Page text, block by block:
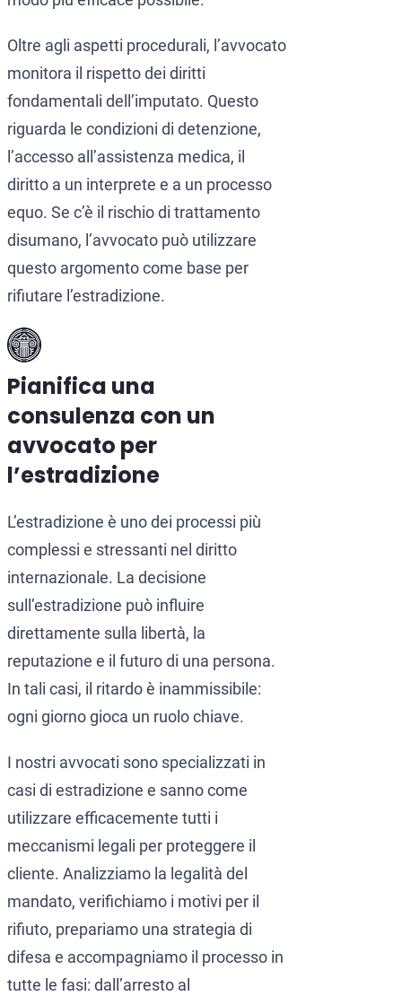
Oltre agli aspetti procedurali, l’avvocato
monitora il rispetto dei diritti
fondamentali dell’imputato. Questo
riguarda le condizioni di detenzione,
l’accesso all’assistenza medica, il
diritto a un interprete e a un processo
equo. Se c’è il rischio di trattamento
disumano, l’avvocato può utilizzare
questo argomento come base per
rifiutare l’estradizione.
Pianifica una
consulenza con un
avvocato per
l’estradizione
L’estradizione è uno dei processi più
complessi e stressanti nel diritto
internazionale. La decisione
sull’estradizione può influire
direttamente sulla libertà, la
reputazione e il futuro di una persona.
In tali casi, il ritardo è inammissibile:
ogni giorno gioca un ruolo chiave.
I nostri avvocati sono specializzati in
casi di estradizione e sanno come
utilizzare efficacemente tutti i
meccanismi legali per proteggere il
cliente. Analizziamo la legalità del
mandato, verifichiamo i motivi per il
rifiuto, prepariamo una strategia di
difesa e accompagniamo il processo in
tutte le fasi: dall’arresto al